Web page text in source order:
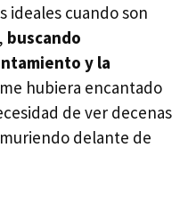
ideales cuando son
buscando
y la
hubiera encantado
de ver decenas
delante de